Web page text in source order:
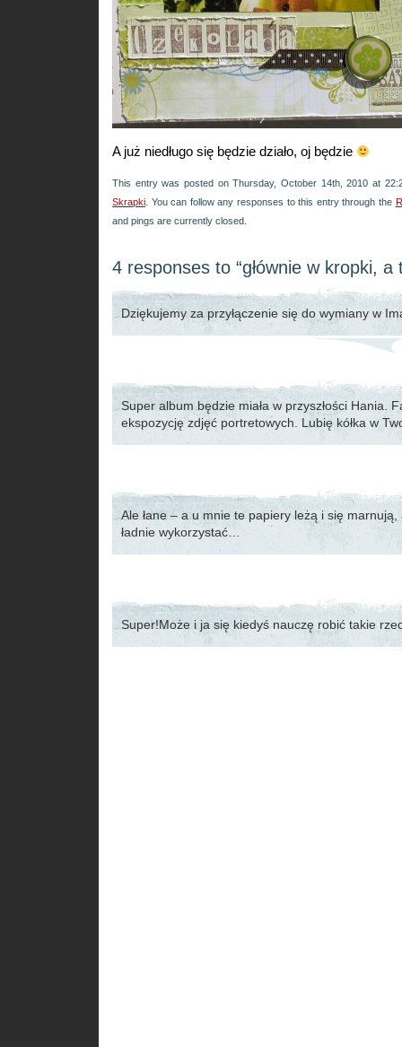
A już niedługo się będzie działo, oj będzie
This entry was posted on Thursday, October 14th, 2010 at
Skrapki . You can follow any responses to this entry through the
and pings are currently closed.
4 responses to “głównie w kropki, a
Dziękujemy za przyłączenie się do wymiany w
Super album będzie miała w przyszłości Hania.
ekspozycję zdjęć portretowych. Lubię kółka w
Ale łane – a u mnie te papiery leżą i się
ładnie wykorzystać…
Super!Może i ja się kiedyś nauczę robić takie